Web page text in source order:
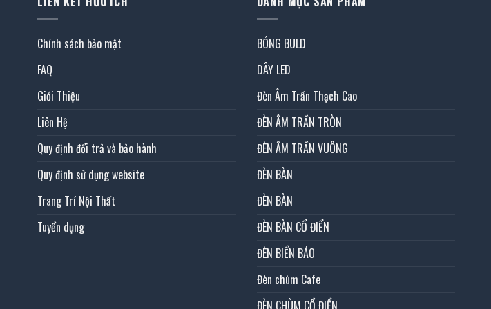
Chính sách bảo mật
FAQ
Giới Thiệu
Liên Hệ
Quy định đổi trả và bảo hành
Quy định sử dụng website
Trang Trí Nội Thất
Tuyển dụng
BÓNG BULD
DÂY LED
Đèn Âm Trần Thạch Cao
ĐÈN ÂM TRẦN TRÒN
ĐÈN ÂM TRẦN VUÔNG
ĐÈN BÀN
ĐÈN BÀN
ĐÈN BÀN CỔ ĐIỂN
ĐÈN BIỂN BÁO
Đèn chùm Cafe
ĐÈN CHÙM CỔ ĐIỂN